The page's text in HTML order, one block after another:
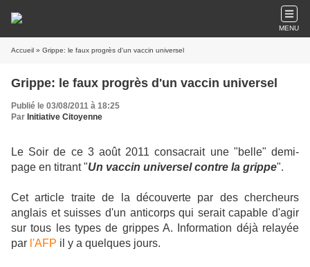
MENU
Accueil » Grippe: le faux progrès d'un vaccin universel
Grippe: le faux progrès d'un vaccin universel
Publié le 03/08/2011 à 18:25
Par Initiative Citoyenne
Le Soir de ce 3 août 2011 consacrait une "belle" demi-
page en titrant "Un vaccin universel contre la grippe".
Cet article traite de la découverte par des chercheurs
anglais et suisses d'un anticorps qui serait capable d'agir
sur tous les types de grippes A. Information déjà relayée
par l'AFP il y a quelques jours.